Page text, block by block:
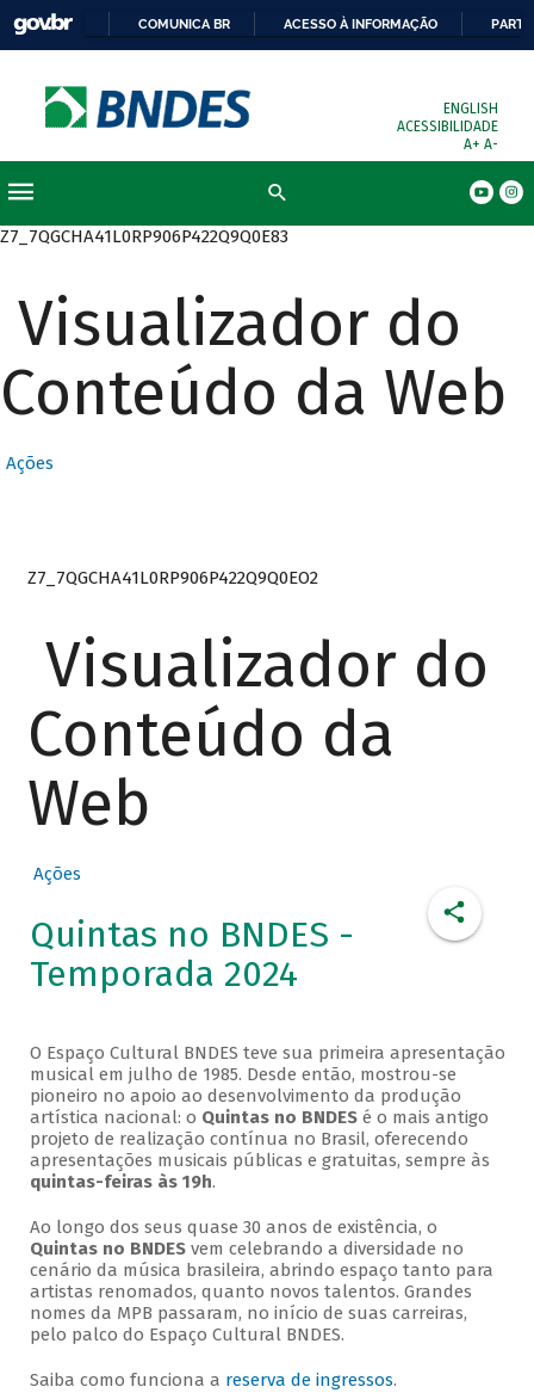
COMUNICA BR ACESSO À INFORMAÇÃO
ENGLISH
ACESSIBILIDADE
A+ A-
Z7_7QGCHA41L0RP906P422Q9Q0E83
Visualizador do
Conteúdo da Web
Ações
Z7_7QGCHA41L0RP906P422Q9Q0EO2
Visualizador do
Conteúdo da
Web
Ações
Quintas no BNDES -
Temporada 2024
O Espaço Cultural BNDES teve sua primeira apresentação
musical em julho de 1985. Desde então, mostrou-se
pioneiro no apoio ao desenvolvimento da produção
artística nacional: o Quintas no BNDESé o mais antigo
projeto de realização contínua no Brasil, oferecendo
apresentações musicais públicas e gratuitas, sempre às
quintas-feiras às 19h.
Ao longo dos seus quase 30 anos de existência, o
Quintas no BNDESvem celebrando a diversidade no
cenário da música brasileira, abrindo espaço tanto para
artistas renomados, quanto novos talentos. Grandes
nomes da MPB passaram, no início de suas carreiras,
pelo palco do Espaço Cultural BNDES.
Saiba como funciona a reserva de ingressos.